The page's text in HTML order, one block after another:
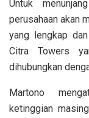
Untuk
perusahaan akan
yang lengkap
Citra Towers
dihubungkan
Martono
ketinggian